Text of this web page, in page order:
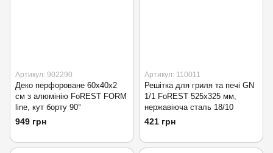
Артикул: 902290
Деко перфороване 60х40х2
см з алюмінію FoREST FORM
line, кут борту 90°
949 грн
Артикул: 110011
Решітка для гриля та печі GN
1/1 FoREST 525х325 мм,
нержавіюча сталь 18/10
421 грн